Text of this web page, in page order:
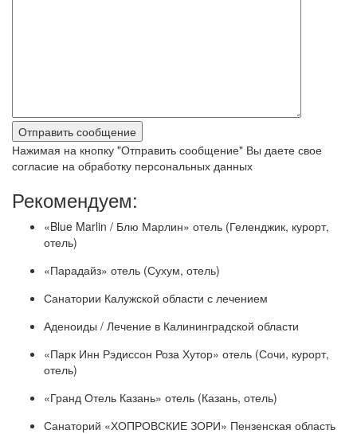
Нажимая на кнопку "Отправить сообщение" Вы даете свое
согласие на обработку персональных данных
Рекомендуем:
«Blue Marlin / Блю Марлин» отель (Геленджик, курорт,
отель)
«Парадайз» отель (Сухум, отель)
Санатории Калужской области с лечением
Аденоиды / Лечение в Калининградской области
«Парк Инн Рэдиссон Роза Хутор» отель (Сочи, курорт,
отель)
«Гранд Отель Казань» отель (Казань, отель)
Санаторий «ХОПРОВСКИЕ ЗОРИ» Пензенская область